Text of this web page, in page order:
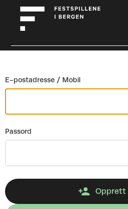
E-postadresse / Mobil
Passord
Opprett